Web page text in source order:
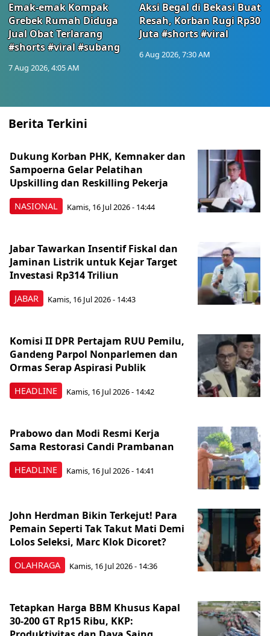
Emak-emak Kompak
Grebek Rumah Diduga
Jual Obat Terlarang
#shorts #viral #subang
7 Aug 2026, 4:05 AM
Aksi Begal di Bekasi Buat
Resah, Korban Rugi Rp30
Juta #shorts #viral
6 Aug 2026, 7:30 AM
Berita Terkini
NASIONAL
Dukung Korban PHK, Kemnaker dan
Sampoerna Gelar Pelatihan
Upskilling dan Reskilling Pekerja
Kamis, 16 Jul 2026 - 14:44
JABAR
Jabar Tawarkan Insentif Fiskal dan
Jaminan Listrik untuk Kejar Target
Investasi Rp314 Triliun
Kamis, 16 Jul 2026 - 14:43
HEADLINE
Komisi II DPR Pertajam RUU Pemilu,
Gandeng Parpol Nonparlemen dan
Ormas Serap Aspirasi Publik
Kamis, 16 Jul 2026 - 14:42
HEADLINE
Prabowo dan Modi Resmi Kerja
Sama Restorasi Candi Prambanan
Kamis, 16 Jul 2026 - 14:41
OLAHRAGA
John Herdman Bikin Terkejut! Para
Pemain Seperti Tak Takut Mati Demi
Lolos Seleksi, Marc Klok Dicoret?
Kamis, 16 Jul 2026 - 14:36
Tetapkan Harga BBM Khusus Kapal
30-200 GT Rp15 Ribu, KKP: